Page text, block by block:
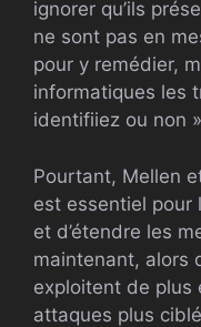
ignorer qu’ils
ne sont pas en
pour y remédier,
informatiques les
identifiiez ou non
Pourtant, Mellen
est essentiel pour
et d’étendre les
maintenant, alors
exploitent de plus
attaques plus